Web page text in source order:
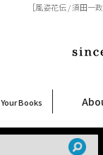
［風姿花伝 / 須田一
Books
ォーム
の買取
取
ついて
ついて
ついて
問
店舗案内
Shop
ご注文
How to
特定商取
プライバ